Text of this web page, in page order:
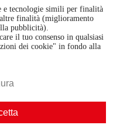
produzione di vino rosso
di Siena ed affinando i
produzione di circa 8.000
portano a conoscere
mostrati qui non appena
tecnologie simili per finalità
finalità (miglioramento
pubblicità).
il tuo consenso in qualsiasi
dei cookie" in fondo alla